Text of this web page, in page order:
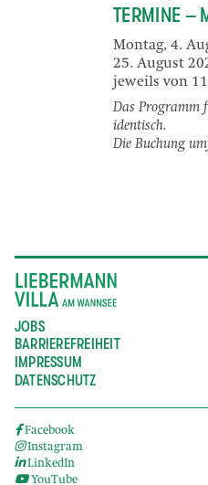
TERMINE –
Montag, 4.
25. August
jeweils von
Das Programm
identisch.
Die Buchung
JOBS
BARRIEREFREIHEIT
IMPRESSUM
DATENSCHUTZ
Facebook
Instagram
LinkedIn
YouTube